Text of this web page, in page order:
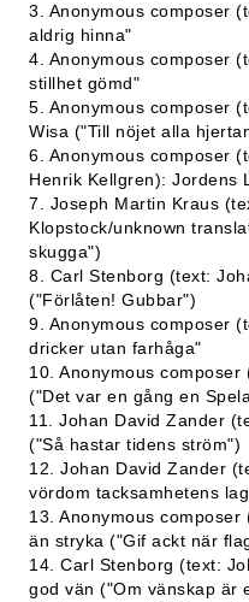
3. Anonymous composer
aldrig hinna"
4. Anonymous composer
stillhet gömd"
5. Anonymous composer
Wisa ("Till nöjet alla
6. Anonymous composer
Henrik Kellgren): Jordens
7. Joseph Martin Kraus
Klopstock/unknown
skugga")
8. Carl Stenborg (text:
("Förlåten! Gubbar")
9. Anonymous composer
dricker utan farhåga"
10. Anonymous
("Det var en gång en
11. Johan David Zander
("Så hastar tidens ström")
12. Johan David Zander
vördom tacksamhetens
13. Anonymous
än stryka ("Gif ackt när
14. Carl Stenborg (text:
god vän ("Om vänskap är